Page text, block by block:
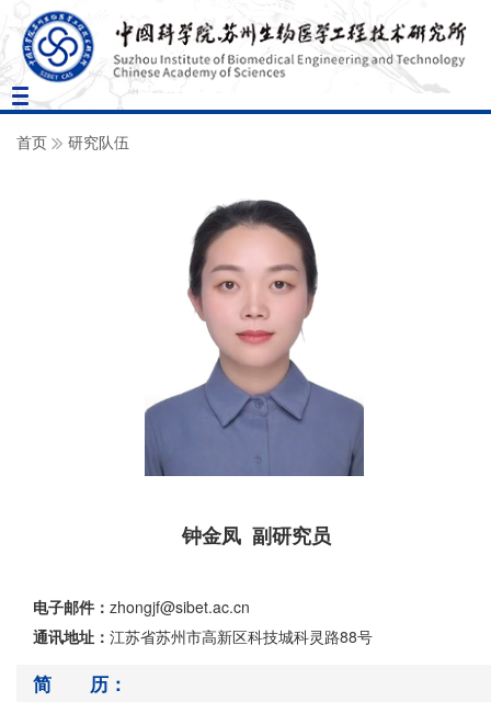
Toggle
navigation
首页 研究队伍
钟金凤 副研究员
电子邮件： zhongjf@sibet.ac.cn
通讯地址： 江苏省苏州市高新区科技城科灵路88号
简 历：